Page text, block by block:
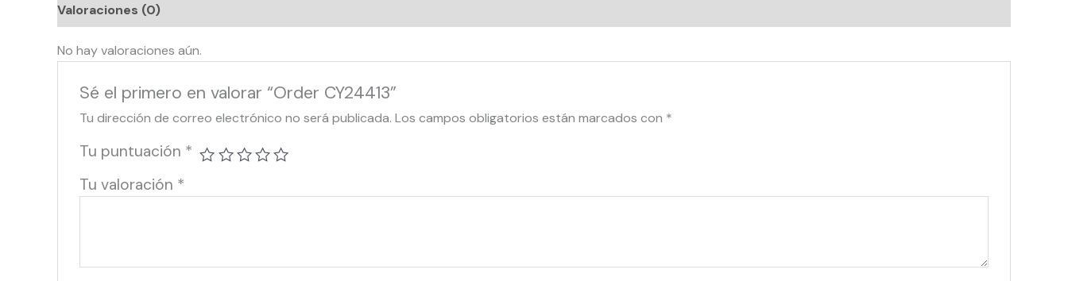
Valoraciones (0)
No hay valoraciones aún.
Sé el primero en valorar “Order CY24413”
Tu dirección de correo electrónico no será publicada. Los campos obligatorios están marcados con *
Tu puntuación *
Tu valoración *